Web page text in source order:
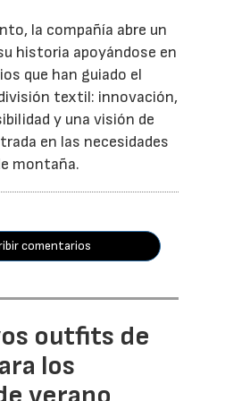
la compañía abre un
historia apoyándose en
que han guiado el
textil: innovación,
y una visión de
en las necesidades
montaña.
comentarios
outfits de
los